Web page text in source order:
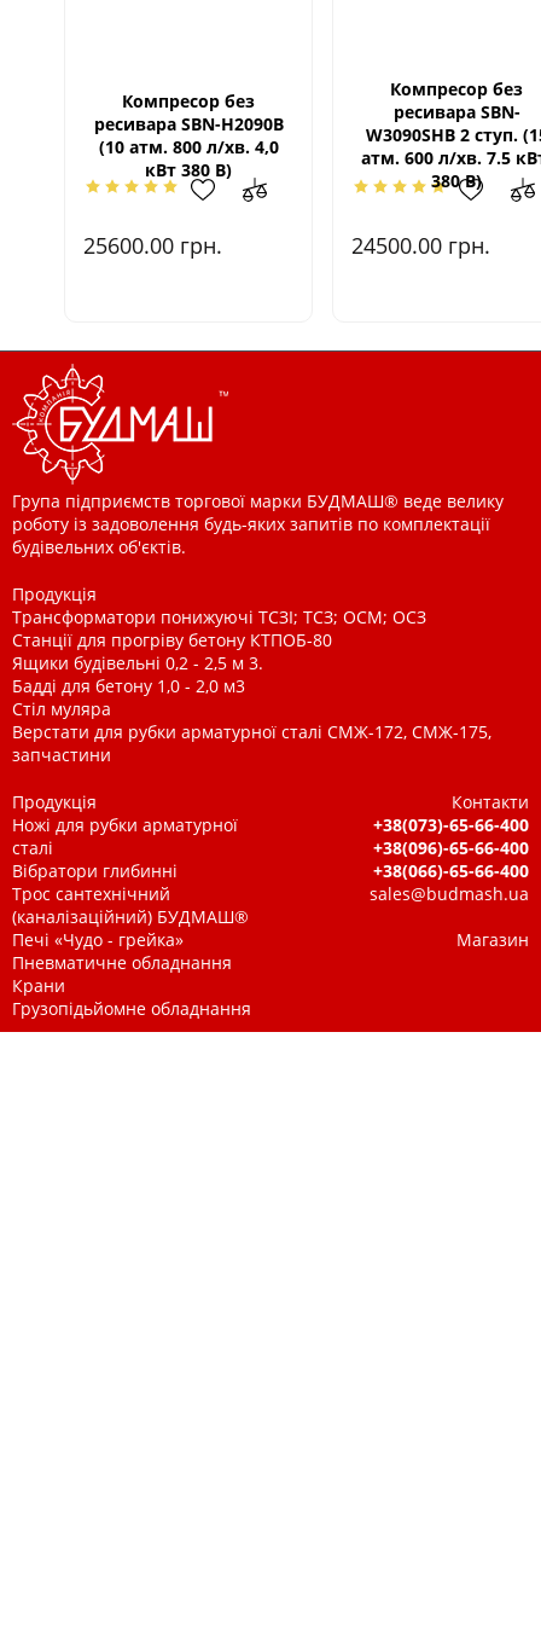
Компресор без
ресивара SBN-Н2090B
(10 атм. 800 л/хв. 4,0
кВт 380 В)
25600.00 грн.
Компресор без
ресивара SBN-
W3090SHВ 2 ступ.
атм. 600 л/хв. 7.5
380 В)
24500.00 грн.
Група підприємств торгової марки БУДМАШ® веде велику
роботу із задоволення будь-яких запитів по комплектації
будівельних об'єктів.
Продукція
Трансформатори понижуючі ТСЗІ; ТСЗ; ОСМ; ОСЗ
Станції для прогріву бетону КТПОБ-80
Ящики будівельні 0,2 - 2,5 м 3.
Бадді для бетону 1,0 - 2,0 м3
Стіл муляра
Верстати для рубки арматурної сталі СМЖ-172, СМЖ-175,
запчастини
Продукція
Ножі для рубки арматурної
сталі
Вібратори глибинні
Трос сантехнічний
(каналізаційний) БУДМАШ®
Печі «Чудо - грейка»
Пневматичне обладнання
Крани
Грузопідьйомне обладнання
Контакти
+38(073)-65-66-400
+38(096)-65-66-400
+38(066)-65-66-400
sales@budmash.ua
Магазин